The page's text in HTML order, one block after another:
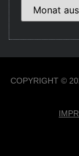
COPYRIGHT ©